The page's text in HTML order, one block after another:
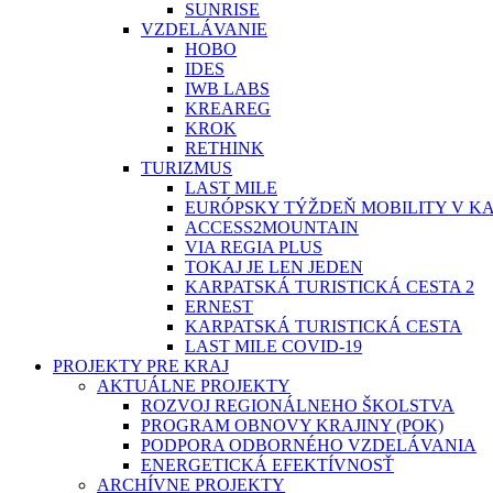
SUNRISE
VZDELÁVANIE
HOBO
IDES
IWB LABS
KREAREG
KROK
RETHINK
TURIZMUS
LAST MILE
EURÓPSKY TÝŽDEŇ MOBILITY V
ACCESS2MOUNTAIN
VIA REGIA PLUS
TOKAJ JE LEN JEDEN
KARPATSKÁ TURISTICKÁ CESTA 2
ERNEST
KARPATSKÁ TURISTICKÁ CESTA
LAST MILE COVID-19
PROJEKTY PRE KRAJ
AKTUÁLNE PROJEKTY
ROZVOJ REGIONÁLNEHO ŠKOLSTVA
PROGRAM OBNOVY KRAJINY (POK)
PODPORA ODBORNÉHO VZDELÁVANIA
ENERGETICKÁ EFEKTÍVNOSŤ
ARCHÍVNE PROJEKTY